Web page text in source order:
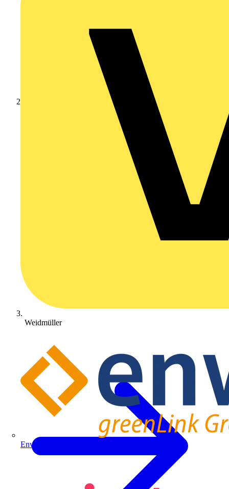
Enwitec
Weidmüller